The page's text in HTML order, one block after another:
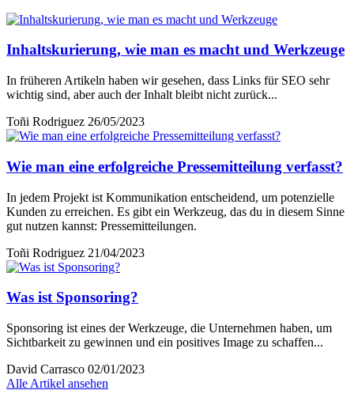
Inhaltskurierung, wie man es macht und Werkzeuge
In früheren Artikeln haben wir gesehen, dass Links für SEO sehr
wichtig sind, aber auch der Inhalt bleibt nicht zurück...
Toñi Rodriguez 26/05/2023
Wie man eine erfolgreiche Pressemitteilung verfasst?
In jedem Projekt ist Kommunikation entscheidend, um potenzielle
Kunden zu erreichen. Es gibt ein Werkzeug, das du in diesem Sinne
gut nutzen kannst: Pressemitteilungen.
Toñi Rodriguez 21/04/2023
Was ist Sponsoring?
Sponsoring ist eines der Werkzeuge, die Unternehmen haben, um
Sichtbarkeit zu gewinnen und ein positives Image zu schaffen...
David Carrasco 02/01/2023
Alle Artikel ansehen